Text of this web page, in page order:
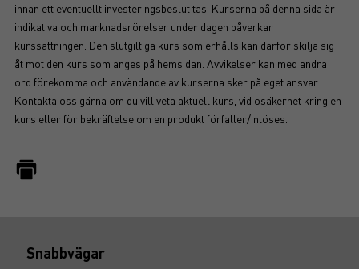
innan ett eventuellt investeringsbeslut tas. Kurserna på denna sida är
indikativa och marknadsrörelser under dagen påverkar
kurssättningen. Den slutgiltiga kurs som erhålls kan därför skilja sig
åt mot den kurs som anges på hemsidan. Avvikelser kan med andra
ord förekomma och användande av kurserna sker på eget ansvar.
Kontakta oss gärna om du vill veta aktuell kurs, vid osäkerhet kring en
kurs eller för bekräftelse om en produkt förfaller/inlöses.
Snabbvägar